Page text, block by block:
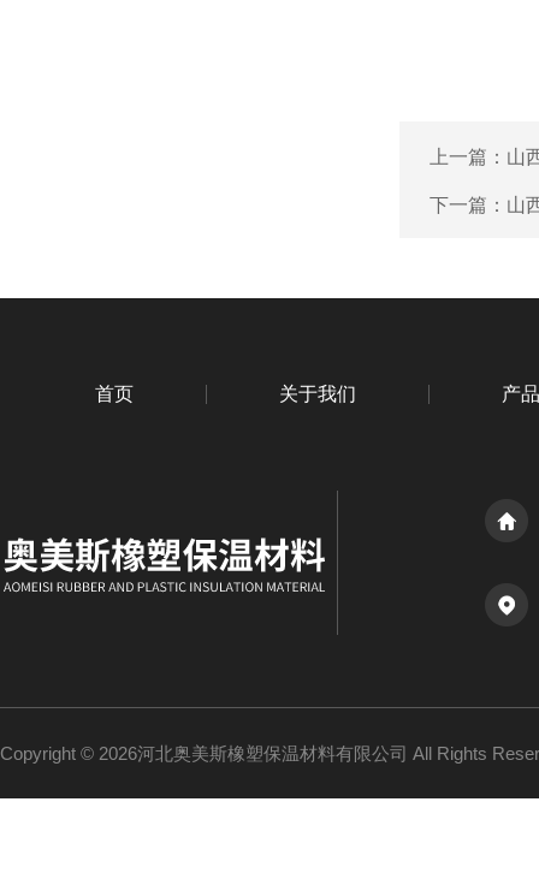
上一篇： 山
下一篇： 山
首页 关于我们 产
Copyright © 2026河北奥美斯橡塑保温材料有限公司 All Rights